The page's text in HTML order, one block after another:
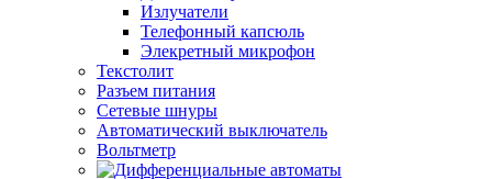
Излучатели
Телефонный капсюль
Элекретный микрофон
Текстолит
Разъем питания
Сетевые шнуры
Автоматический выключатель
Вольтметр